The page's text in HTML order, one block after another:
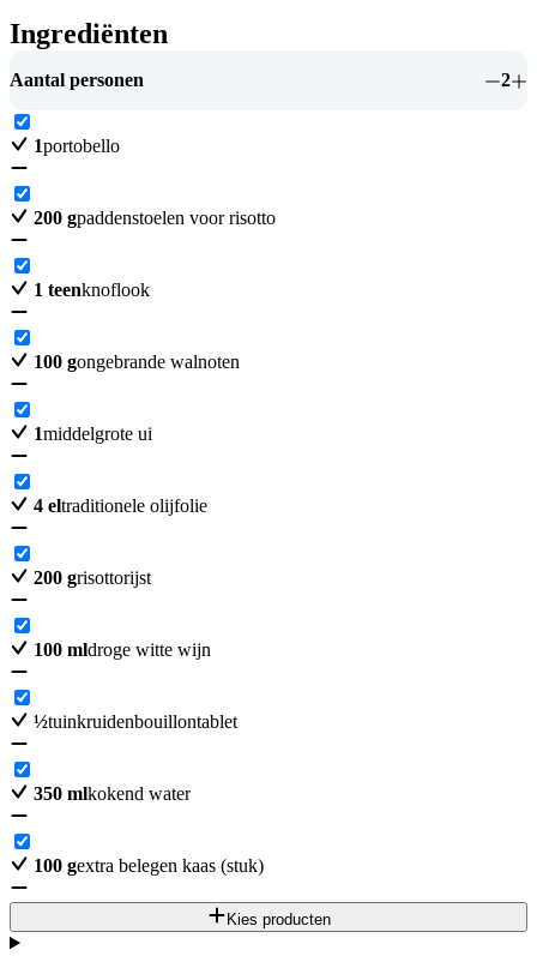
Ingrediënten
Aantal personen 2
1portobello
200 gpaddenstoelen voor risotto
1 teenknoflook
100 gongebrande walnoten
1middelgrote ui
4 eltraditionele olijfolie
200 grisottorijst
100 mldroge witte wijn
½tuinkruidenbouillontablet
350 mlkokend water
100 gextra belegen kaas (stuk)
Kies producten